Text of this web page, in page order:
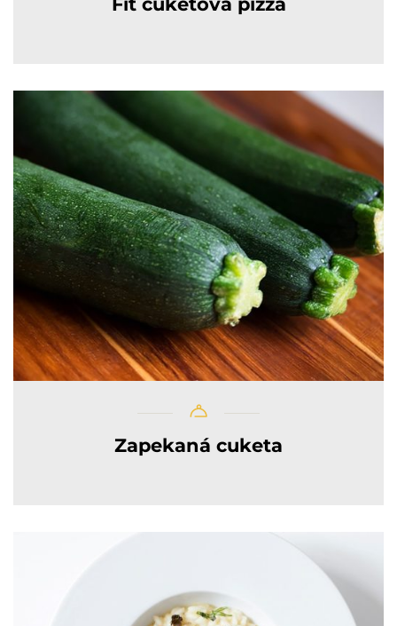
Zapekaná cuketa